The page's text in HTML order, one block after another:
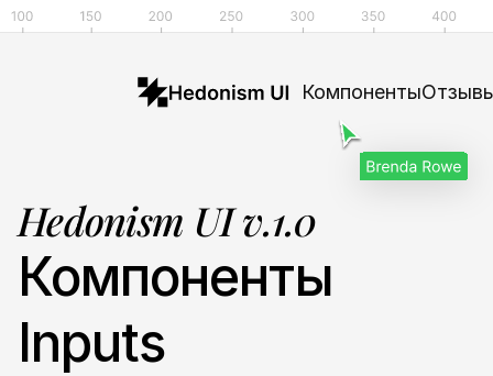
Компоненты
Hedonism UI v.1.0
Компоненты
Inputs